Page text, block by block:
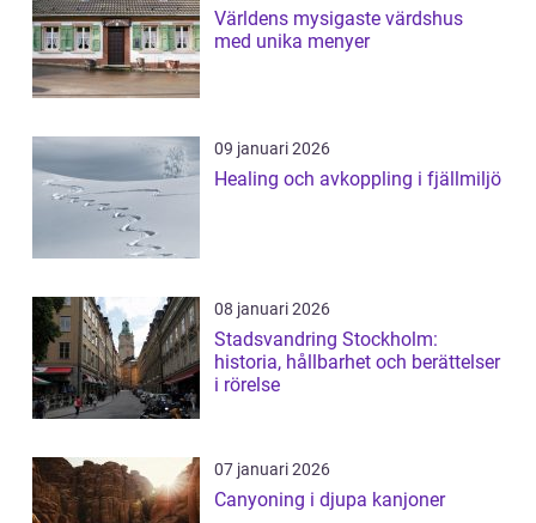
Världens mysigaste värdshus
med unika menyer
09 januari 2026
Healing och avkoppling i fjällmiljö
08 januari 2026
Stadsvandring Stockholm:
historia, hållbarhet och berättelser
i rörelse
07 januari 2026
Canyoning i djupa kanjoner